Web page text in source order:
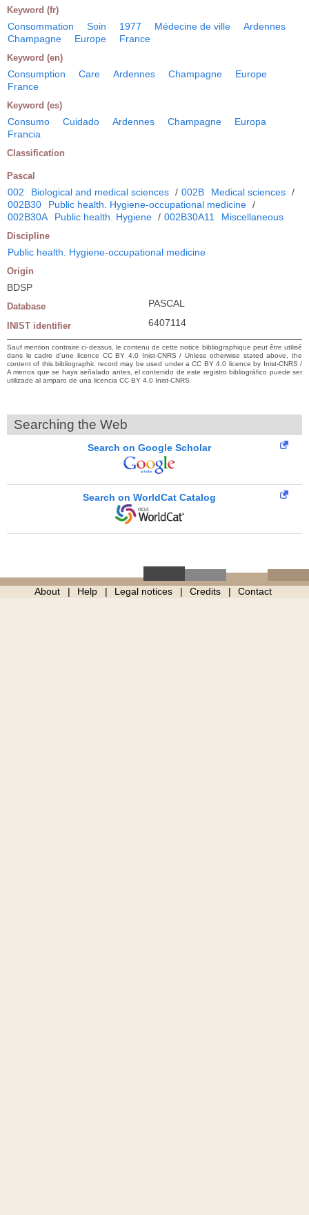
Keyword (fr)
Consommation Soin 1977 Médecine de ville
Ardennes
Champagne
Europe France
Keyword (en)
Consumption Care Ardennes Champagne
Europe
France
Keyword (es)
Consumo Cuidado Ardennes Champagne
Europa
Francia
Classification
Pascal
002 Biological and medical sciences / 002B Medical sciences /
002B30
Public health. Hygiene-occupational medicine /
002B30A
Public health. Hygiene / 002B30A11 Miscellaneous
Discipline
Public health. Hygiene-occupational medicine
Origin
BDSP
Database PASCAL
INIST identifier 6407114
Sauf mention contraire ci-dessus, le contenu de cette notice bibliographique peut être utilisé
dans le cadre d’une licence CC BY 4.0 Inist-CNRS / Unless otherwise stated above, the
content of this bibliographic record may be used under a CC BY 4.0 licence by Inist-CNRS /
A menos que se haya señalado antes, el contenido de este registro bibliográfico puede ser
utilizado al amparo de una licencia CC BY 4.0 Inist-CNRS
Searching the Web
Search on Google Scholar
Search on WorldCat Catalog
About Help Legal notices Credits Contact